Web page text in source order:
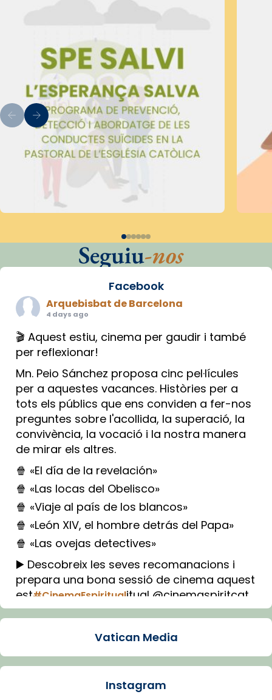
Seguiu-nos
Facebook
Arquebisbat de Barcelona
4 days ago
🎬 Aquest estiu, cinema per gaudir i també
per reflexionar!
Mn. Peio Sánchez proposa cinc pel·lícules
per a aquestes vacances. Històries per a
tots els públics que ens conviden a fer-nos
preguntes sobre l'acollida, la superació, la
convivència, la vocació i la nostra manera
de mirar els altres.
🍿 «El día de la revelación»
🍿 «Las locas del Obelisco»
🍿 «Viaje al país de los blancos»
🍿 «León XIV, el hombre detrás del Papa»
🍿 «Las ovejas detectives»
▶️ Descobreix les seves recomanacions i
prepara una bona sessió de cinema aquest
est#CinemaEspiritualitual @cinemaspiritcat
Imatge: Generada amb IA (OpenAI)
Arquebisbat de Barcelona
Vatican Media
Instagram